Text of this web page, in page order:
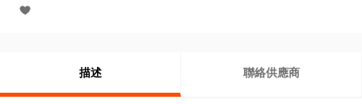
描述 聯絡供應商